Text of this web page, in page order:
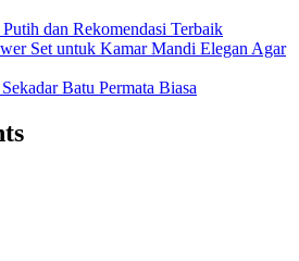
dan Rekomendasi Terbaik
Set untuk Kamar Mandi Elegan Agar
Batu Permata Biasa